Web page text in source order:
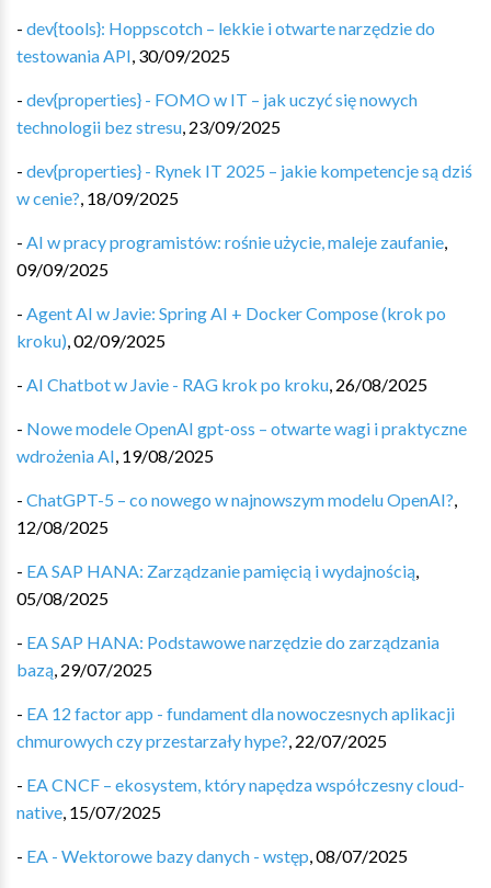
- dev{tools}: Hoppscotch – lekkie i otwarte narzędzie do
testowania API, 30/09/2025
- dev{properties} - FOMO w IT – jak uczyć się nowych
technologii bez stresu, 23/09/2025
- dev{properties} - Rynek IT 2025 – jakie kompetencje są dziś
w cenie?, 18/09/2025
- AI w pracy programistów: rośnie użycie, maleje zaufanie,
09/09/2025
- Agent AI w Javie: Spring AI + Docker Compose (krok po
kroku),02/09/2025
- AI Chatbot w Javie - RAG krok po kroku, 26/08/2025
- Nowe modele OpenAI gpt-oss – otwarte wagi i praktyczne
wdrożenia AI, 19/08/2025
- ChatGPT-5 – co nowego w najnowszym modelu OpenAI?,
12/08/2025
- EA SAP HANA: Zarządzanie pamięcią i wydajnością,
05/08/2025
- EA SAP HANA: Podstawowe narzędzie do zarządzania
bazą, 29/07/2025
- EA 12 factor app - fundament dla nowoczesnych aplikacji
chmurowych czy przestarzały hype?, 22/07/2025
- EA CNCF – ekosystem, który napędza współczesny cloud-
native, 15/07/2025
- EA - Wektorowe bazy danych - wstęp,08/07/2025